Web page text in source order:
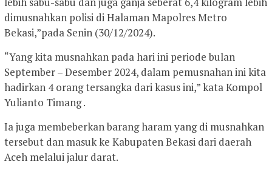
dimusnahkan polisi di Halaman Mapolres Metro
Bekasi,”pada Senin (30/12/2024).
“Yang kita musnahkan pada hari ini periode bulan
September – Desember 2024, dalam pemusnahan ini kita
hadirkan 4 orang tersangka dari kasus ini,” kata Kompol
Yulianto Timang .
Ia juga membeberkan barang haram yang di musnahkan
tersebut dan masuk ke Kabupaten Bekasi dari daerah
Aceh melalui jalur darat.